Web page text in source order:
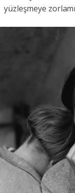
yüzleşmeye